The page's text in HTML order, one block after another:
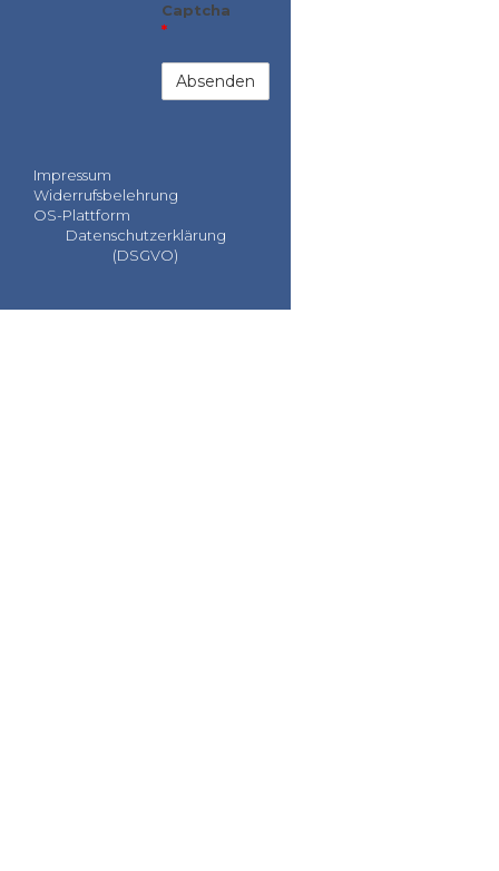
Captcha
*
Impressum
Widerrufsbelehrung
OS-Plattform
Datenschutzerklärung
(DSGVO)